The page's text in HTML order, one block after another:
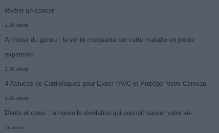
révéler un cancer
1.3k views
Arthrose du genou : la vérité choquante sur cette maladie en pleine
expansion
1.3k views
4 Astuces de Cardiologues pour Éviter l’AVC et Protéger Votre Cerveau
1.2k views
Dents et cœur : la nouvelle révélation qui pourrait sauver votre vie
1k views